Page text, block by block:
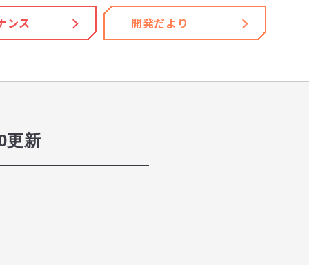
ンス 開発だより
更新